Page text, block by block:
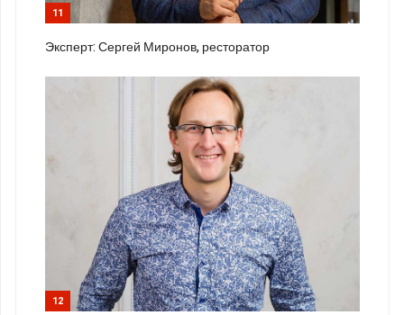
11
Эксперт: Сергей Миронов, ресторатор
12